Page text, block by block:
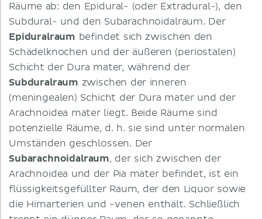
Räume ab: den Epidural- (oder Extradural-), den
Subdural- und den Subarachnoidalraum. Der
Epiduralraum befindet sich zwischen den
Schädelknochen und der äußeren (periostalen)
Schicht der Dura mater, während der
Subduralraum zwischen der inneren
(meningealen) Schicht der Dura mater und der
Arachnoidea mater liegt. Beide Räume sind
potenzielle Räume, d. h. sie sind unter normalen
Umständen geschlossen. Der
Subarachnoidalraum, der sich zwischen der
Arachnoidea und der Pia mater befindet, ist ein
flüssigkeitsgefüllter Raum, der den Liquor sowie
die Hirnarterien und -venen enthält. Schließlich